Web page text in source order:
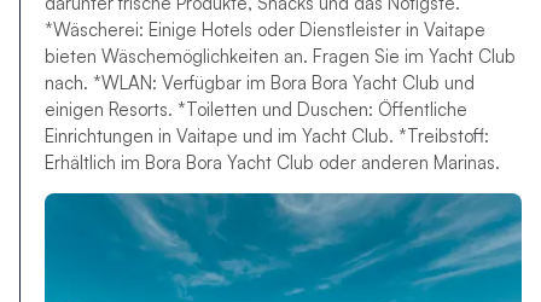
*Wäscherei: Einige Hotels oder Dienstleister in Vaitape
bieten Wäschemöglichkeiten an. Fragen Sie im Yacht Club
nach. *WLAN: Verfügbar im Bora Bora Yacht Club und
einigen Resorts. *Toiletten und Duschen: Öffentliche
Einrichtungen in Vaitape und im Yacht Club. *Treibstoff:
Erhältlich im Bora Bora Yacht Club oder anderen Marinas.